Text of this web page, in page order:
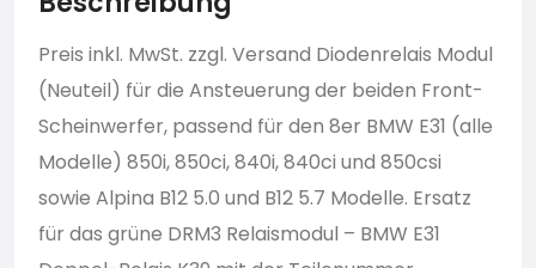
Preis inkl. MwSt. zzgl. Versand Diodenrelais Modul
(Neuteil) für die Ansteuerung der beiden Front-
Scheinwerfer, passend für den 8er BMW E31 (alle
Modelle) 850i, 850ci, 840i, 840ci und 850csi
sowie Alpina B12 5.0 und B12 5.7 Modelle. Ersatz
für das grüne DRM3 Relaismodul – BMW E31